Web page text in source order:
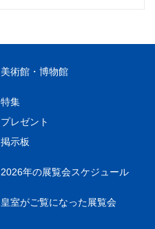
美術館・博物館
特集
プレゼント
掲示板
2026年の展覧会スケジュール
皇室がご覧になった展覧会